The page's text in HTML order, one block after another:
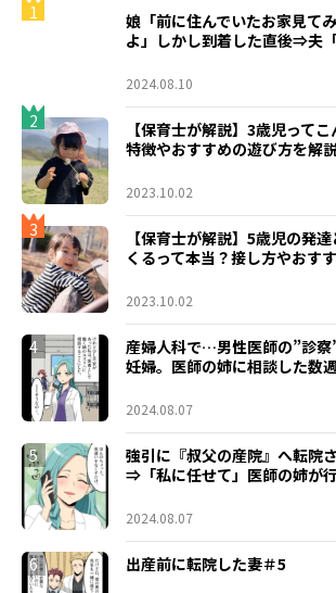
1
娘「前に住んでいたお家見て
よ」しかし到着した直後⇒夫
2024.08.10
2
【保育士が解説】3歳児って
特徴やおすすめの遊び方を解
2023.10.02
3
【保育士が解説】5歳児の発
くるって本当？接し方やおす
2023.10.02
4
産婦人科で…男性医師の”診察
妊婦。医師の姉に相談した数
2024.08.07
5
強引に『叔父の産院』へ転院
⇒「私に任せて」医師の姉が
2024.08.07
6 出産前に転院した妻＃5